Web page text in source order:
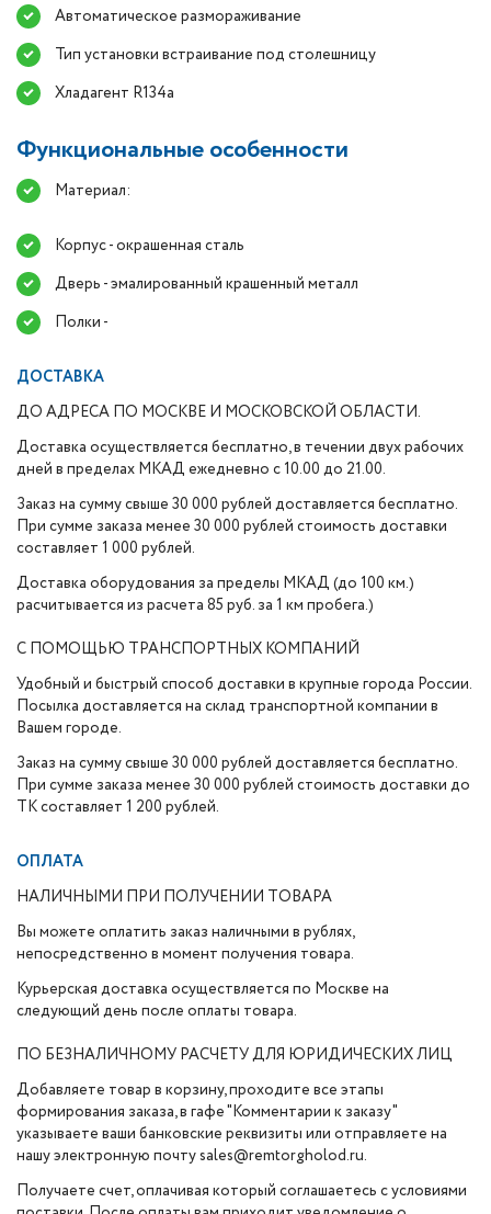
Автоматическое размораживание
Тип установки встраивание под столешницу
Хладагент R134a
Функциональные особенности
Материал:
Корпус - окрашенная сталь
Дверь - эмалированный крашенный металл
Полки -
ДОСТАВКА
ДО АДРЕСА ПО МОСКВЕ И МОСКОВСКОЙ ОБЛАСТИ.
Доставка осуществляется бесплатно, в течении двух рабочих
дней в пределах МКАД ежедневно с 10.00 до 21.00.
Заказ на сумму свыше 30 000 рублей доставляется бесплатно.
При сумме заказа менее 30 000 рублей стоимость доставки
составляет 1 000 рублей.
Доставка оборудования за пределы МКАД (до 100 км.)
расчитывается из расчета 85 руб. за 1 км пробега.)
С ПОМОЩЬЮ ТРАНСПОРТНЫХ КОМПАНИЙ
Удобный и быстрый способ доставки в крупные города России.
Посылка доставляется на склад транспортной компании в
Вашем городе.
Заказ на сумму свыше 30 000 рублей доставляется бесплатно.
При сумме заказа менее 30 000 рублей стоимость доставки до
ТК составляет 1 200 рублей.
ОПЛАТА
НАЛИЧНЫМИ ПРИ ПОЛУЧЕНИИ ТОВАРА
Вы можете оплатить заказ наличными в рублях,
непосредственно в момент получения товара.
Курьерская доставка осуществляется по Москве на
следующий день после оплаты товара.
ПО БЕЗНАЛИЧНОМУ РАСЧЕТУ ДЛЯ ЮРИДИЧЕСКИХ ЛИЦ
Добавляете товар в корзину, проходите все этапы
формирования заказа, в гафе "Комментарии к заказу"
указываете ваши банковские реквизиты или отправляете на
нашу электронную почту sales@remtorgholod.ru.
Получаете счет, оплачивая который соглашаетесь с условиями